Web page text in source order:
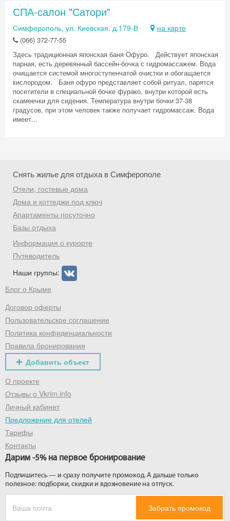
СПА-салон "Сатори"
Симферополь, ул. Киевская, д.179-В на карте
(066) 372-77-55
Здесь традиционная японская баня Офуро. Действует японская
парная, есть деревянный бассейн-бочка с гидромассажем. Вода
очищается системой многоступенчатой очистки и обогащается
кислородом. Баня офуро представляет собой ритуал, парятся
посетители в специальной бочке фурако, внутри которой есть
скамеечки для сидения. Температура внутри бочки 37-38
градусов, при этом человек также получает гидромассаж. Вода
имеет...
Снять жилье для отдыха в Симферополе
Отели, гостевые дома
Дома и коттеджи под ключ
Апартаменты посуточно
Базы отдыха
Информация о курорте
Путеводитель
Наши группы:
Блог о Крыме
Договор оферты
Пользовательское соглашение
Политика конфиденциальности
Правила бронирования
Добавить объект
О проекте
Отзывы о Vkrim.info
Личный кабинет
Предложение для отелей
Тарифы
Контакты
Дарим -5% на первое бронирование
Подпишитесь — и сразу получите промокод. А дальше только
полезное: подборки, скидки и вдохновение на отпуск.
Забрать промокод